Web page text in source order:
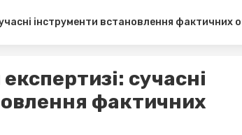
інструменти встановлення фактичних
сучасні
фактичних